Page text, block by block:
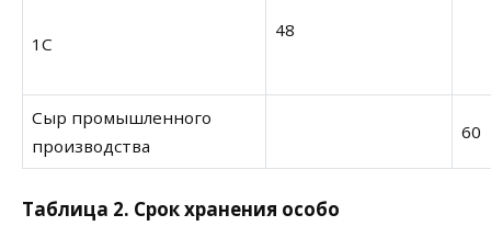
1С
48
Сыр промышленного
производства
60
Таблица 2. Срок хранения особо